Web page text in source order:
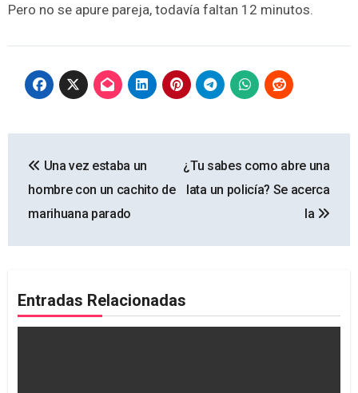
Pero no se apure pareja, todavía faltan 12 minutos.
de
entradas
Una vez estaba un
hombre con un cachito de
marihuana parado
¿Tu sabes como abre una
lata un policía? Se acerca
la
Entradas Relacionadas